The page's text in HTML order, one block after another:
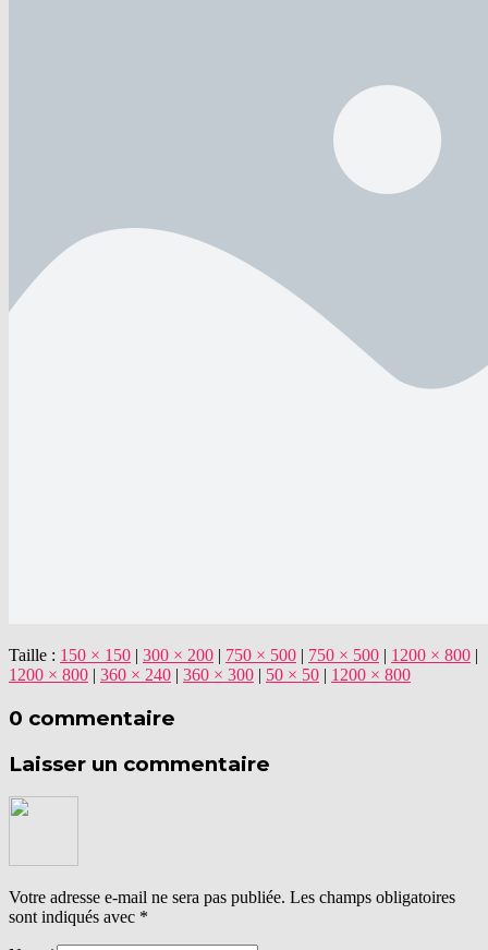
Taille : 150 × 150 | 300 × 200 | 750 × 500 | 750 × 500 | 1200 × 800 |
1200 × 800 | 360 × 240 | 360 × 300 | 50 × 50 | 1200 × 800
0 commentaire
Laisser un commentaire
Votre adresse e-mail ne sera pas publiée. Les champs obligatoires
sont indiqués avec *